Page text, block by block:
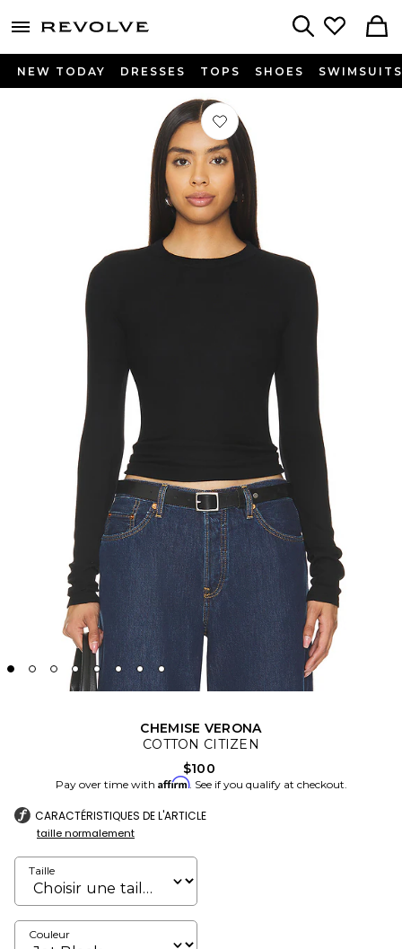
menu - shows more content
NEW TODAY DRESSES TOPS SHOES SWIMSUITS
Préféré CHEMISE VERONA
CHEMISE VERONA
COTTON CITIZEN
$100
Pay over time with Affirm. See if you qualify at checkout.
CARACTÉRISTIQUES DE L'ARTICLE
taille normalement
Taille
Couleur